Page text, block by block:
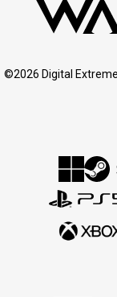
©2026 Digital